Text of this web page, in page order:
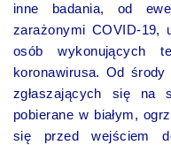
inne badania, od
zarażonymi COVID-19,
osób wykonujących
koronawirusa. Od
zgłaszających się na
pobierane w białym,
się przed wejściem